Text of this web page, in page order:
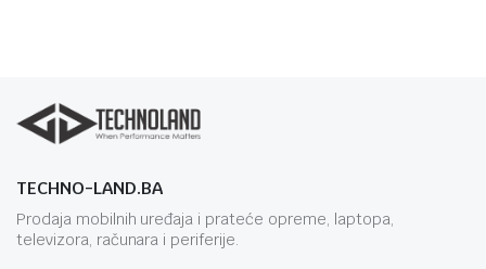
TECHNO-LAND.BA
Prodaja mobilnih uređaja i prateće opreme, laptopa,
televizora, računara i periferije.